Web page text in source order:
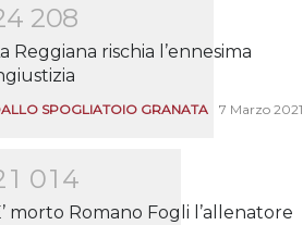
4 208
Reggiana rischia l’ennesima
SPOGLIATOIO GRANATA 7 Marzo 2021
1 01 4
morto Romano Fogli l’allenatore